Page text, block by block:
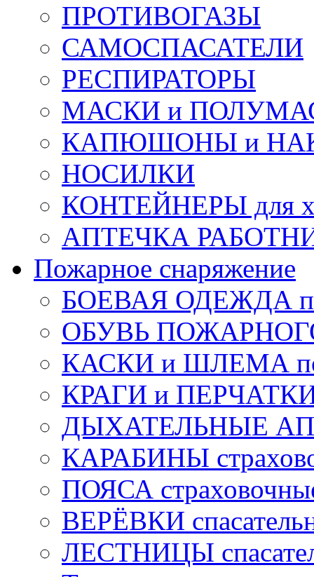
ПРОТИВОГАЗЫ
САМОСПАСАТЕЛИ
РЕСПИРАТОРЫ
МАСКИ и
КАПЮШОНЫ и
НОСИЛКИ
КОНТЕЙНЕРЫ для
АПТЕЧКА
Пожарное снаряжение
БОЕВАЯ ОДЕЖДА
ОБУВЬ
КАСКИ и ШЛЕМА
КРАГИ и ПЕРЧАТКИ
ДЫХАТЕЛЬНЫЕ
КАРАБИНЫ
ПОЯСА
ВЕРЁВКИ
ЛЕСТНИЦЫ